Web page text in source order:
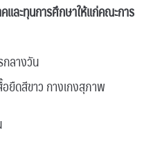
และทุนการศึกษาให้แก่คณะการ
ลางวัน
ยืดสีขาว กางเกงสุภาพ